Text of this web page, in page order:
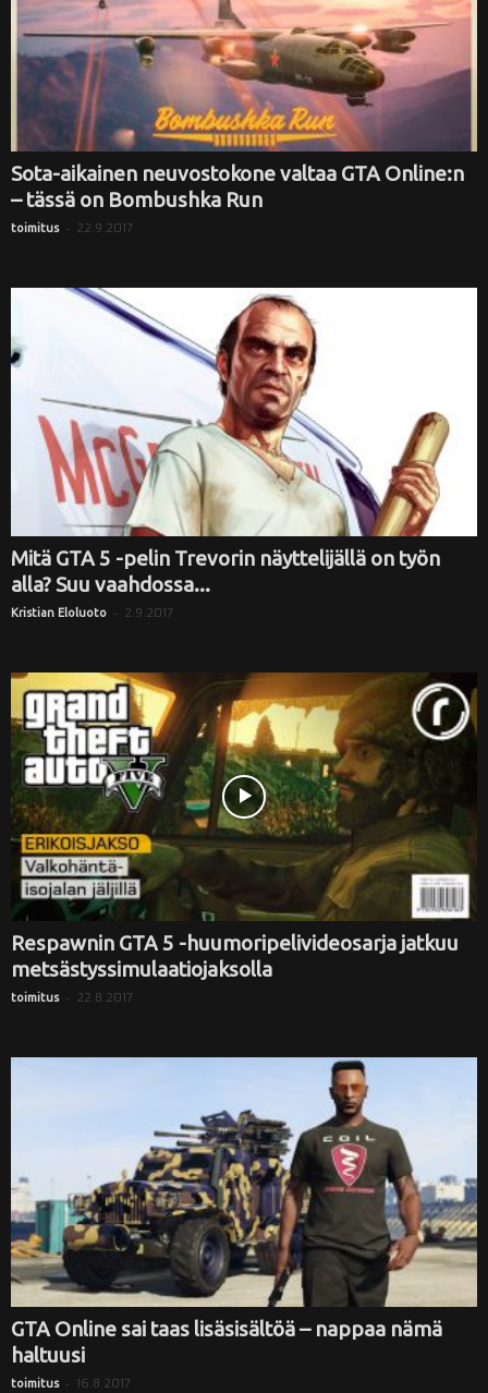
Sota-aikainen neuvostokone valtaa GTA Online:n
– tässä on Bombushka Run
toimitus - 22.9.2017
Mitä GTA 5 -pelin Trevorin näyttelijällä on työn
alla? Suu vaahdossa...
Kristian Eloluoto - 2.9.2017
Respawnin GTA 5 -huumoripelivideosarja jatkuu
metsästyssimulaatiojaksolla
toimitus - 22.8.2017
GTA Online sai taas lisäsisältöä – nappaa nämä
haltuusi
toimitus - 16.8.2017